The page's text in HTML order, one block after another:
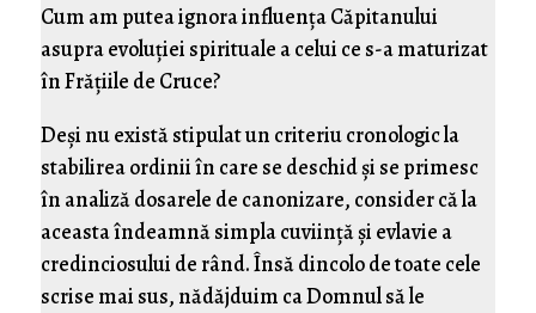
Cum am putea ignora influenţa Căpitanului
asupra evoluţiei spirituale a celui ce s-a maturizat
în Frăţiile de Cruce?
Deşi nu există stipulat un criteriu cronologic la
stabilirea ordinii în care se deschid şi se primesc
în analiză dosarele de canonizare, consider că la
aceasta îndeamnă simpla cuviinţă şi evlavie a
credinciosului de rând. Însă dincolo de toate cele
scrise mai sus, nădăjduim ca Domnul să le